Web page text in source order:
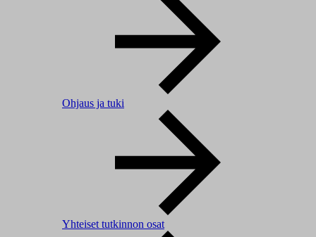
Ohjaus ja tuki
Yhteiset tutkinnon osat